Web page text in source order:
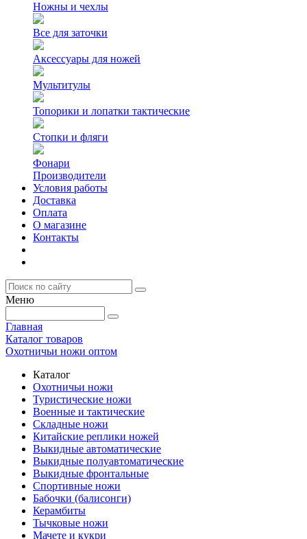
Ножны и чехлы
Все для заточки
Аксессуары для ножей
Мультитулы
Топорики и лопатки тактические
Стопки и фляги
Фонари
Производители
Условия работы
Доставка
Оплата
О магазине
Контакты
Меню
Главная
Каталог товаров
Охотничьи ножи оптом
Каталог
Охотничьи ножи
Туристические ножи
Военные и тактические
Складные ножи
Китайские реплики ножей
Выкидные автоматические
Выкидные полуавтоматические
Выкидные фронтальные
Спортивные ножи
Бабочки (балисонги)
Керамбиты
Тычковые ножи
Мачете и кукри